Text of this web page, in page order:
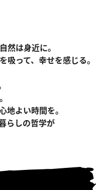
然は身近に。
吸って、幸せを感じる。
地よい時間を。
らしの哲学が